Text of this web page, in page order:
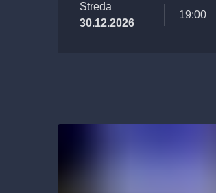
Streda
30.12.2026
19:00